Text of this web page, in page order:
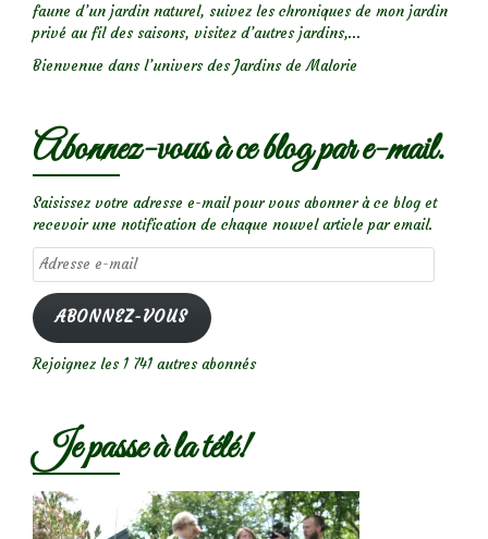
faune d’un jardin naturel, suivez les chroniques de mon jardin
privé au fil des saisons, visitez d’autres jardins,...
Bienvenue dans l’univers des Jardins de Malorie
Abonnez-vous à ce blog par e-mail.
Saisissez votre adresse e-mail pour vous abonner à ce blog et
recevoir une notification de chaque nouvel article par email.
Adresse
e-
mail
ABONNEZ-VOUS
Rejoignez les 1 741 autres abonnés
Je passe à la télé!